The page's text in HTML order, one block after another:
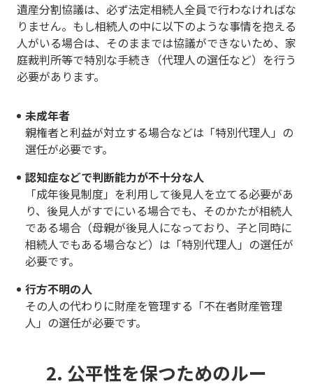
遺産分割協議は、必ず法定相続人全員で行わなければな
りません。もし相続人の中に以下のような事情を抱える
人がいる場合は、そのままでは協議ができないため、家
庭裁判所等で特別な手続き（代理人の選任など）を行う
必要があります。
未成年者
親権者と利益が対立する場合などは「特別代理人」の
選任が必要です。
認知症などで判断能力が不十分な人
「成年後見制度」を利用して後見人を立てる必要があ
り、後見人がすでにいる場合でも、そのかたが相続人
である場合（母親が後見人になっており、子と同時に
相続人でもある場合など）は「特別代理人」の選任が
必要です。
行方不明の人
その人の代わりに財産を管理する「不在者財産管理
人」の選任が必要です。
2. 公平性を保つためのルー